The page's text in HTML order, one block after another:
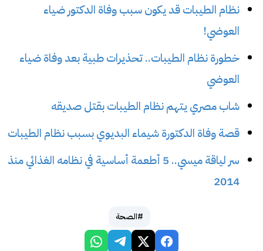
نظام الطيبات قد يكون سبب وفاة الدكتور ضياء
العوضي!
خطورة نظام الطيبات.. تحذيرات طبية بعد وفاة ضياء
العوضي
شاب مصري يتهم نظام الطيبات بقتل صديقه
قصة وفاة الدكتورة شيماء البديوي بسبب نظام الطيبات
سر لياقة ميسي.. 5 أطعمة أساسية في نظامه الغذائي منذ
2014
#الصحة